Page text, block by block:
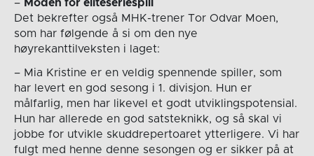
– Moden for eliteseriespill
Det bekrefter også MHK-trener Tor Odvar Moen,
som har følgende å si om den nye
høyrekanttilveksten i laget:
– Mia Kristine er en veldig spennende spiller, som
har levert en god sesong i 1. divisjon. Hun er
målfarlig, men har likevel et godt utviklingspotensial.
Hun har allerede en god satsteknikk, og så skal vi
jobbe for utvikle skuddrepertoaret ytterligere. Vi har
fulgt med henne denne sesongen og er sikker på at